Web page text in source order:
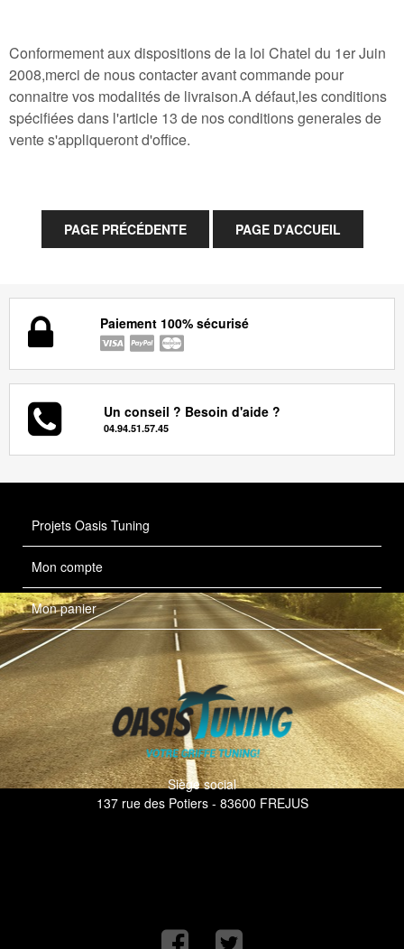
Conformement aux dispositions de la loi Chatel du 1er Juin
2008,merci de nous contacter avant commande pour
connaitre vos modalités de livraison.A défaut,les conditions
spécifiées dans l'article 13 de nos conditions generales de
vente s'appliqueront d'office.
Paiement 100% sécurisé
Un conseil ? Besoin d'aide ?
04.94.51.57.45
Projets Oasis Tuning
Mon compte
Mon panier
Siège social
137 rue des Potiers - 83600 FREJUS